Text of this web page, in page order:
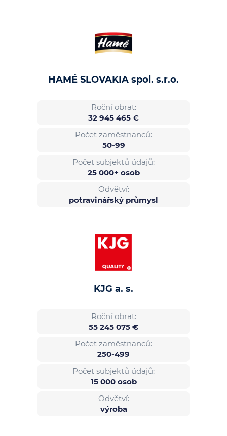
HAMÉ SLOVAKIA spol. s.r.o.
Roční obrat:
32 945 465 €
Počet zaměstnanců:
50-99
Počet subjektů údajů:
25 000+ osob
Odvětví:
potravinářský průmysl
KJG a. s.
Roční obrat:
55 245 075 €
Počet zaměstnanců:
250-499
Počet subjektů údajů:
15 000 osob
Odvětví:
výroba